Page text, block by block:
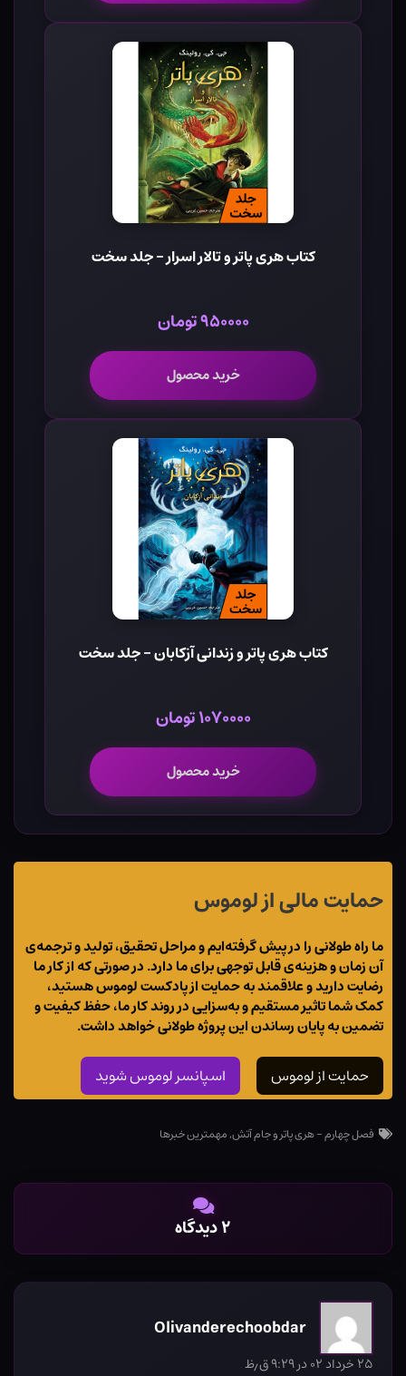
کتاب هری پاتر و تالار اسرار - جلد سخت
۹۵۰۰۰۰ تومان
خرید محصول
کتاب هری پاتر و زندانی آزکابان - جلد سخت
۱۰۷۰۰۰۰ تومان
خرید محصول
حمایت مالی از لوموس
ما راه طولانی را در پیش گرفته‌ایم و مراحل تحقیق، تولید و ترجمه‌ی
آن زمان و هزینه‌ی قابل توجهی برای ما دارد. در صورتی که از کار ما
رضایت دارید و علاقمند به حمایت از پادکست لوموس هستید،
کمک شما تاثیر مستقیم و به‌سزایی در روند کار ما، حفظ کیفیت و
تضمین به پایان رساندن این پروژه طولانی خواهد داشت.
حمایت از لوموس اسپانسر لوموس شوید
فصل چهارم - هری پاتر و جام آتش,مهمترین خبرها
۲ دیدگاه
Olivanderechoobdar
۲۵ خرداد ۰۲ در ۹:۲۹ ق٫ظ